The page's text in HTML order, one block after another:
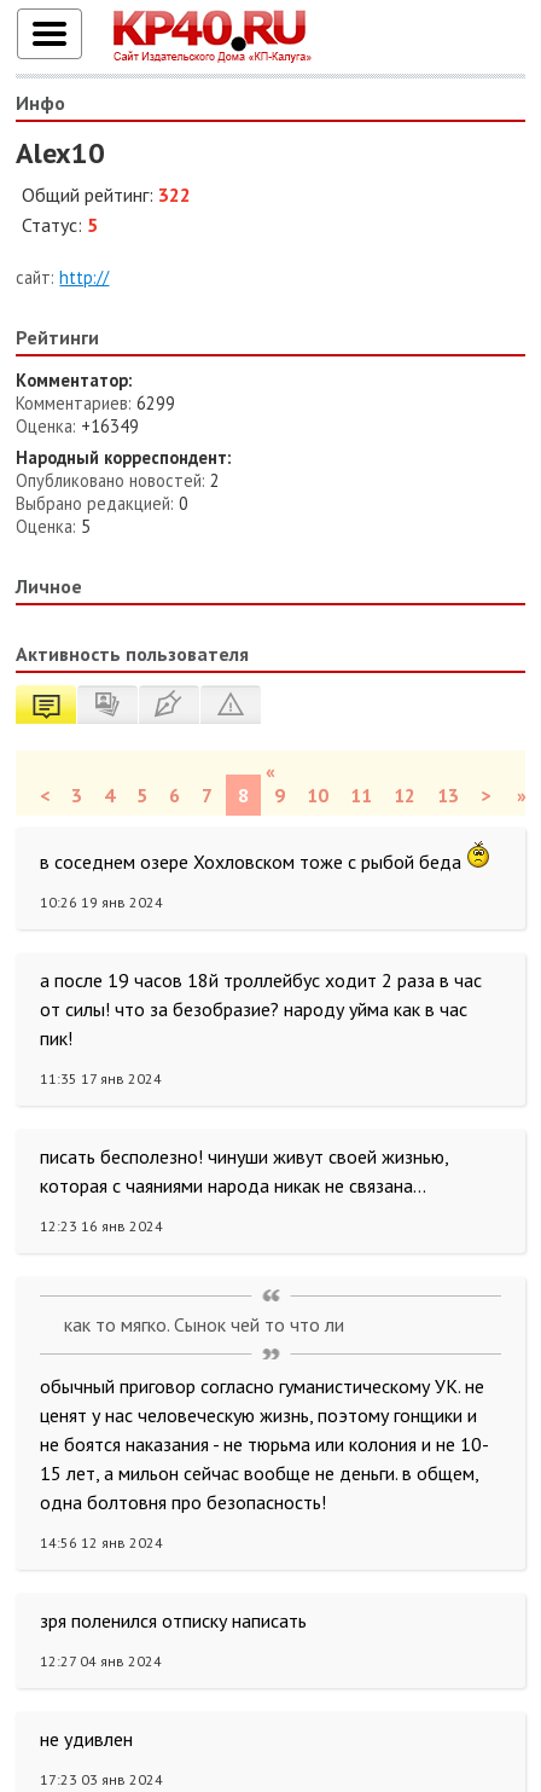
Инфо
Alex10
Общий рейтинг: 322
Статус: 5
сайт: http://
Рейтинги
Комментатор:
Комментариев: 6299
Оценка: +16349
Народный корреспондент:
Опубликовано новостей: 2
Выбрано редакцией: 0
Оценка: 5
Личное
Активность пользователя
«
<
3 4 5 6 7 8 9 10 11 12 13 > »
в соседнем озере Хохловском тоже с рыбой беда
10:26 19 янв 2024
а после 19 часов 18й троллейбус ходит 2 раза в час
от силы! что за безобразие? народу уйма как в час
пик!
11:35 17 янв 2024
писать бесполезно! чинуши живут своей жизнью,
которая с чаяниями народа никак не связана...
12:23 16 янв 2024
как то мягко. Сынок чей то что ли
обычный приговор согласно гуманистическому УК. не
ценят у нас человеческую жизнь, поэтому гонщики и
не боятся наказания - не тюрьма или колония и не 10-
15 лет, а мильон сейчас вообще не деньги. в общем,
одна болтовня про безопасность!
14:56 12 янв 2024
зря поленился отписку написать
12:27 04 янв 2024
не удивлен
17:23 03 янв 2024